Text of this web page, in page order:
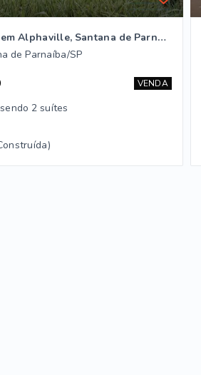
Casa Alto Padrão em Alphaville, Santana de Parnaíba/SP
de Parnaíba/SP
VENDA
2 suítes